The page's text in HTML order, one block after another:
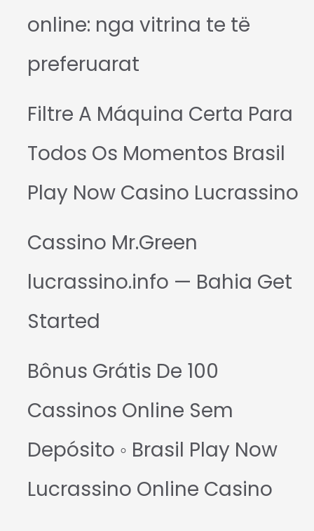
online: nga vitrina te të
preferuarat
Filtre A Máquina Certa Para
Todos Os Momentos Brasil
Play Now Casino Lucrassino
Cassino Mr.Green
lucrassino.info — Bahia Get
Started
Bônus Grátis De 100
Cassinos Online Sem
Depósito ◦ Brasil Play Now
Lucrassino Online Casino